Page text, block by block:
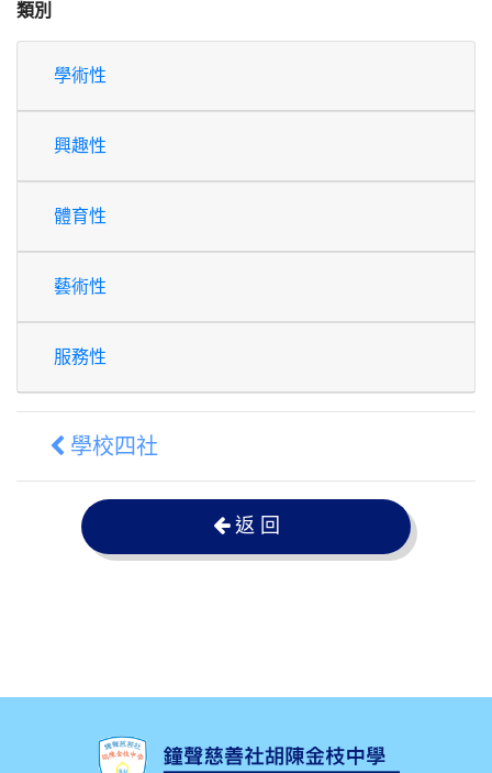
類別
學術性
興趣性
體育性
藝術性
服務性
學校四社
返 回